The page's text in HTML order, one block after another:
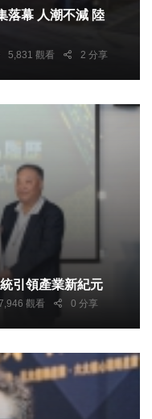
落幕 人潮不減 陸
5,831 觀看 2 分享
引領產業新紀元
觀看 0 分享